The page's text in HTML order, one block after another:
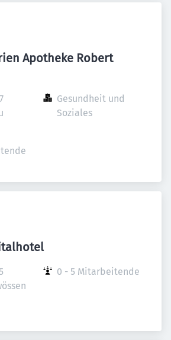
Apotheke Robert
Gesundheit und
Soziales
0 - 5 Mitarbeitende